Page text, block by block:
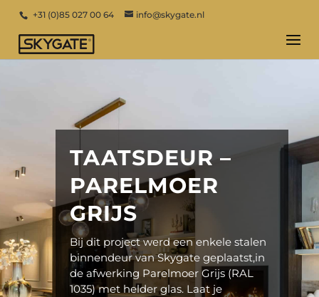
+31 (0)85 027 00 64 info@skygate.nl
TAATSDEUR –
PARELMOER
GRIJS
Bij dit project werd een enkele stalen
binnendeur van Skygate geplaatst,in
de afwerking Parelmoer Grijs (RAL
1035) met helder glas. Laat je